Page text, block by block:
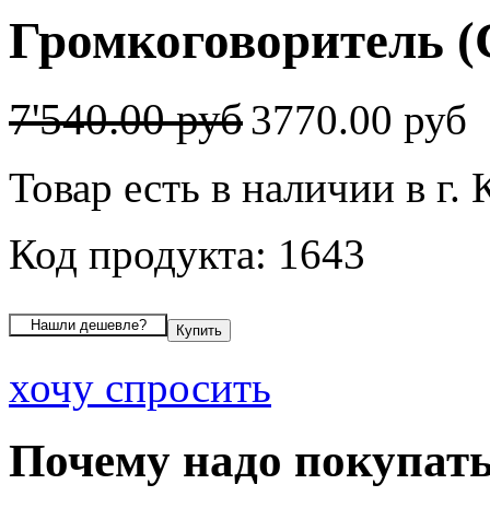
Громкоговоритель
7'540.00 руб3770.00 руб
Товар есть в наличии в г.
Код продукта: 1643
хочу спросить
Почему надо